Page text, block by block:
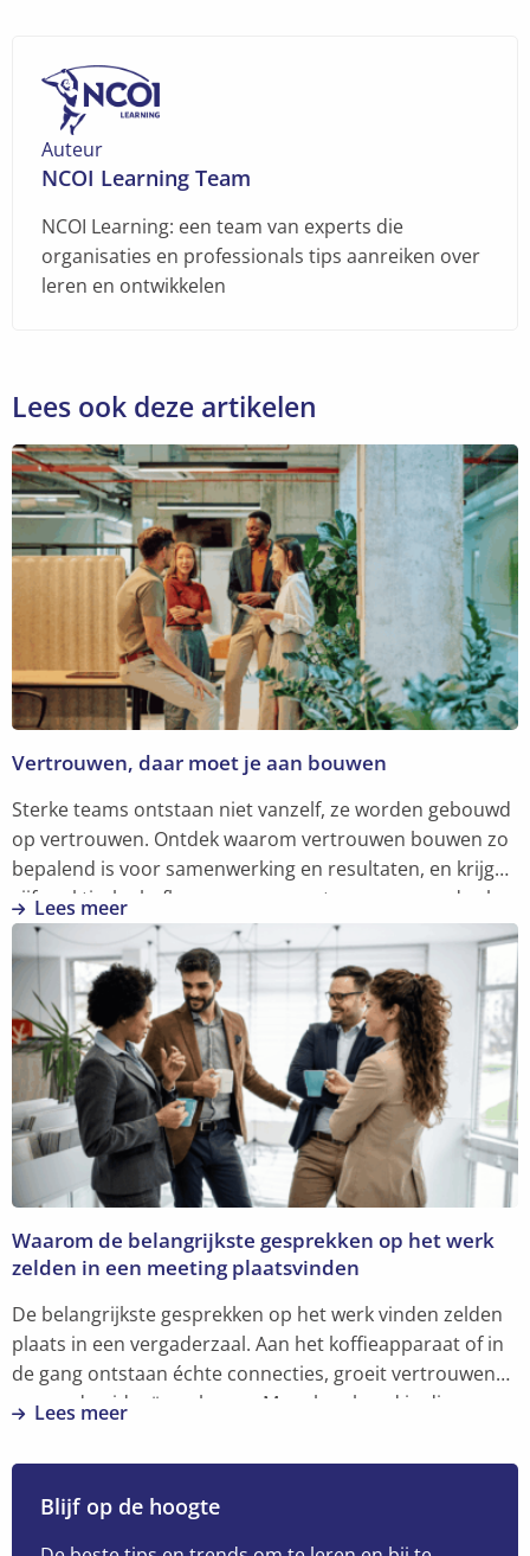
Auteur
NCOI Learning Team
NCOI Learning: een team van experts die
organisaties en professionals tips aanreiken over
leren en ontwikkelen
Lees ook deze artikelen
Vertrouwen, daar moet je aan bouwen
Sterke teams ontstaan niet vanzelf, ze worden gebouwd
op vertrouwen. Ontdek waarom vertrouwen bouwen zo
bepalend is voor samenwerking en resultaten, en krijg
vijf praktische hefbomen om er meteen mee aan de slag
te gaan.
Lees meer
Lees
meer
over
Vertrouwen,
daar
moet
je
aan
bouwen
Waarom de belangrijkste gesprekken op het werk
zelden in een meeting plaatsvinden
De belangrijkste gesprekken op het werk vinden zelden
plaats in een vergaderzaal. Aan het koffieapparaat of in
de gang ontstaan échte connecties, groeit vertrouwen
en worden ideeën geboren. Maar hoe houd je die
werkomgeving?
Lees meer
meer
over
Waarom
Blijf op de hoogte